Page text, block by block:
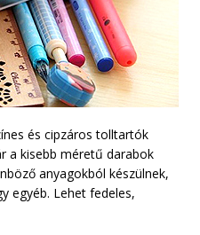
és cipzáros tolltartók
a kisebb méretű darabok
anyagokból készülnek,
egyéb. Lehet fedeles,